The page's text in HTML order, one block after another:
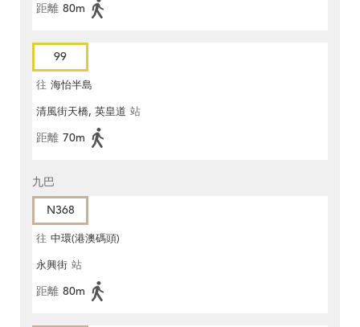
距離 80m
99
往 海怡半島
清風街天橋, 英皇道 站
距離 70m
九巴
N368
往 中環(港澳碼頭)
永興街 站
距離 80m